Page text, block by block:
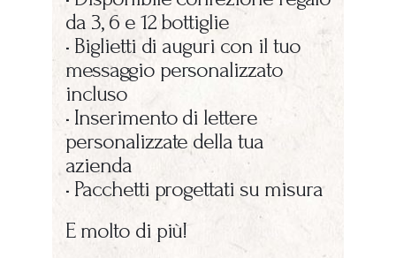
da 3, 6 e 12 bottiglie
• Biglietti di auguri con il tuo
messaggio personalizzato
incluso
• Inserimento di lettere
personalizzate della tua
azienda
• Pacchetti progettati su misura
E molto di più!